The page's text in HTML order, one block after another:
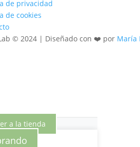
de privacidad
de cookies
© 2024 | Diseñado con ❤️ por María
a la tienda